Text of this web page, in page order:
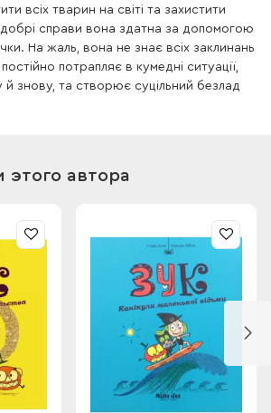
всіх тварин на світі та захистити
добрі справи вона здатна за допомогою
На жаль, вона не знає всіх заклинань
потрапляє в кумедні ситуації,
знову, та створює суцільний безлад
этого автора